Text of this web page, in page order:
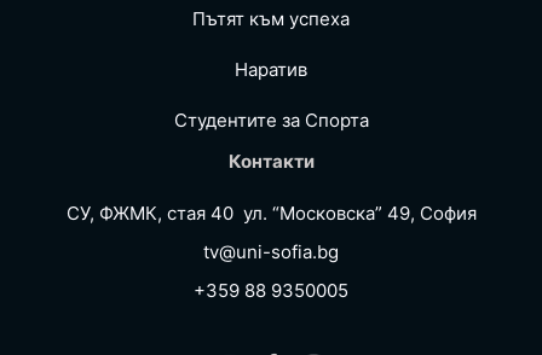
Пътят към успеха
Наратив
Студентите за Спортa
Контакти
СУ, ФЖМК, стая 40 ул. “Московска” 49, София
tv@uni-sofia.bg
+359 88 9350005